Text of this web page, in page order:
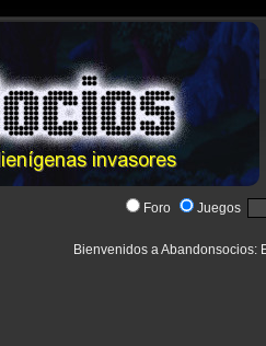
Foro Juegos
Bienvenidos a Abandonsocios: